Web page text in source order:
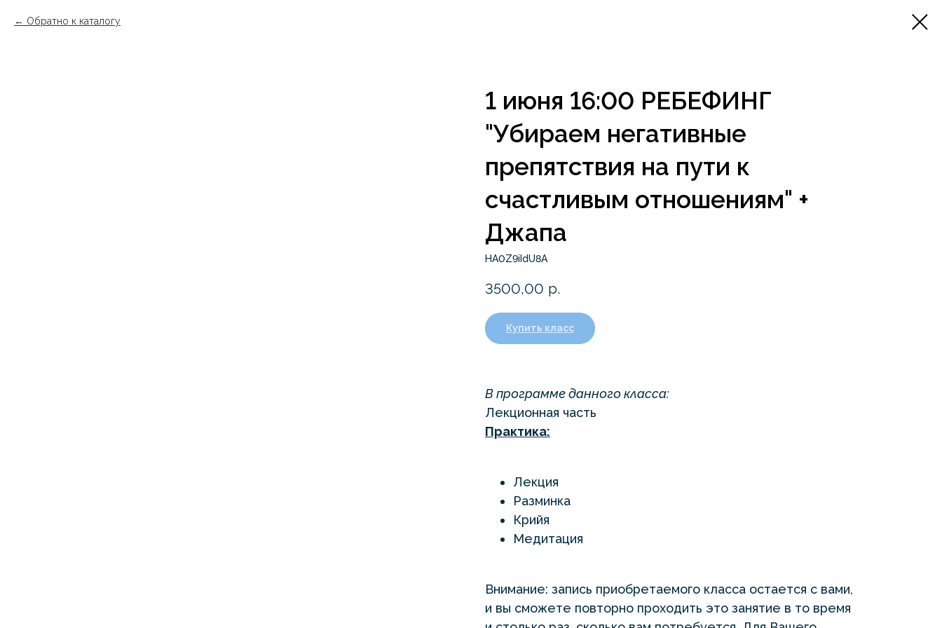
Обратно к каталогу
1 июня 16:00 РЕБЕФИНГ
"Убираем негативные
препятствия на пути к
счастливым отношениям" +
Джапа
HA0Z9iIdU8A
3500,00 р.
Купить класс
В программе данного класса:
Лекционная часть
Практика:
Лекция
Разминка
Крийя
Медитация
Внимание: запись приобретаемого класса остается с вами,
и вы сможете повторно проходить это занятие в то время